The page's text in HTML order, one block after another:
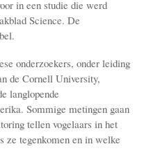
in een studie die werd
Science. De
onderzoekers, onder leiding
de Cornell University,
langlopende
Sommige metingen gaan
tellen vogelaars in het
ze tegenkomen en in welke